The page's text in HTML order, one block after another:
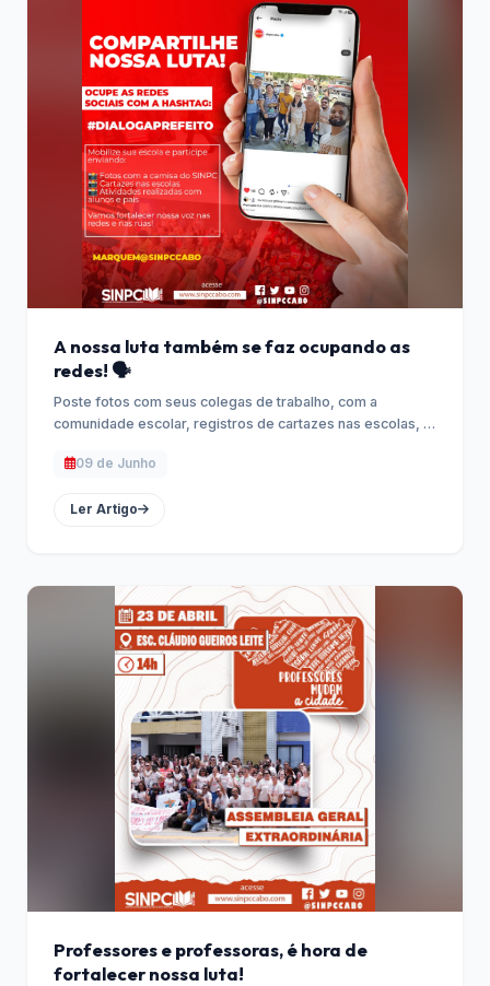
A nossa luta também se faz ocupando as
redes! 🗣️
Poste fotos com seus colegas de trabalho, com a
comunidade escolar, registros de cartazes nas escolas, …
09 de Junho
Ler Artigo
Professores e professoras, é hora de
fortalecer nossa luta!